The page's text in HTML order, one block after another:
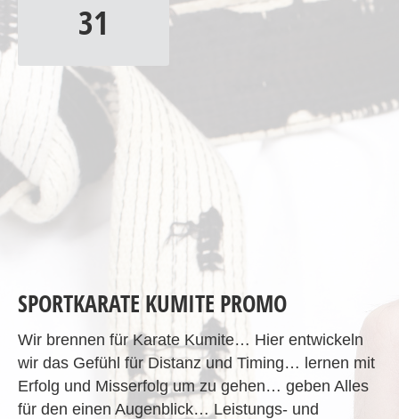
31
SPORTKARATE KUMITE PROMO
Wir brennen für Karate Kumite… Hier entwickeln
wir das Gefühl für Distanz und Timing… lernen mit
Erfolg und Misserfolg um zu gehen… geben Alles
für den einen Augenblick… Leistungs- und